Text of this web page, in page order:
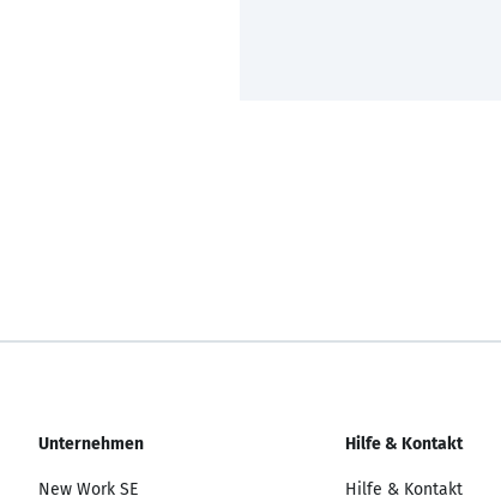
Unternehmen
New Work SE
Hilfe & Kontakt
Hilfe & Kontakt